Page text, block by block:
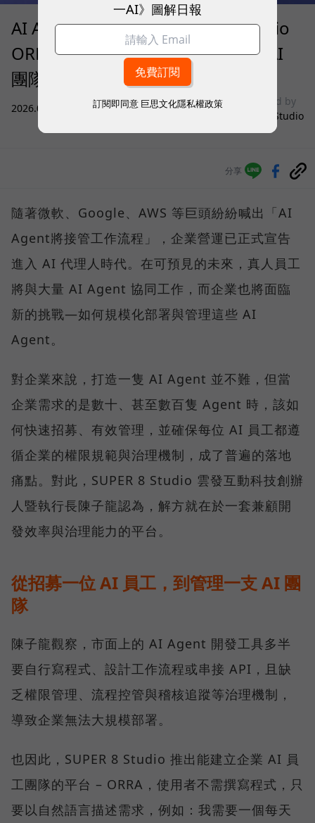
AI Agent 時代來了！SUPER 8 Studio
ORRA 如何讓企業快速招募、治理 AI
團隊？
2026.08.05 雲端運算與服務
sponsored by
SUPER 8 Studio
分享
隨著微軟、Google、AWS 等巨頭紛紛喊出「AI
Agent將接管工作流程」，企業營運已正式宣告
進入 AI 代理人時代。在可預見的未來，真人員工
將與大量 AI Agent 協同工作，而企業也將面臨
新的挑戰—如何規模化部署與管理這些 AI
Agent。
對企業來說，打造一隻 AI Agent 並不難，但當
企業需求的是數十、甚至數百隻 Agent 時，該如
何快速招募、有效管理，並確保每位 AI 員工都遵
循企業的權限規範與治理機制，成了普遍的落地
痛點。對此，SUPER 8 Studio 雲發互動科技創辦
人暨執行長陳子龍認為，解方就在於一套兼顧開
發效率與治理能力的平台。
從招募一位 AI 員工，到管理一支 AI 團
隊
陳子龍觀察，市面上的 AI Agent 開發工具多半
要自行寫程式、設計工作流程或串接 API，且缺
乏權限管理、流程控管與稽核追蹤等治理機制，
導致企業無法大規模部署。
也因此，SUPER 8 Studio 推出能建立企業 AI 員
工團隊的平台 – ORRA，使用者不需撰寫程式，只
要以自然語言描述需求，例如：我需要一個每天
一AI》圖解日報
訂閱即同意 巨思文化隱私權政策